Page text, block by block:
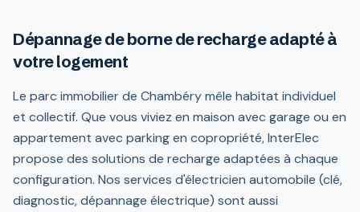
Dépannage de borne de recharge adapté à
votre logement
Le parc immobilier de Chambéry mêle habitat individuel
et collectif. Que vous viviez en maison avec garage ou en
appartement avec parking en copropriété, InterElec
propose des solutions de recharge adaptées à chaque
configuration. Nos services d'électricien automobile (clé,
diagnostic, dépannage électrique) sont aussi